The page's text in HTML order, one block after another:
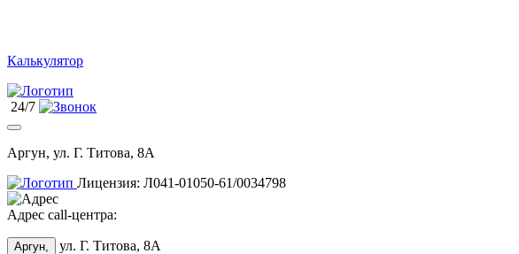
Калькулятор
24/7
Аргун, ул. Г. Титова, 8А
Лицензия: Л041-01050-61/0034798
Адрес call-центра:
Аргун, ул. Г. Титова, 8А